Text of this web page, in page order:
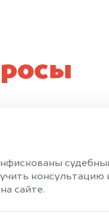
консультацию
сайте.